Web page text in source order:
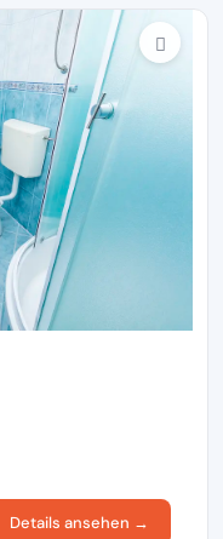
Details ansehen →